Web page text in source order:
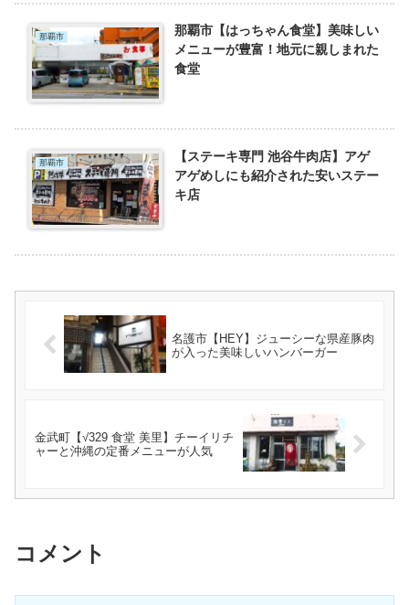
那覇市
那覇市【はっちゃん食堂】美味しい
メニューが豊富！地元に親しまれた
食堂
那覇市
【ステーキ専門 池谷牛肉店】アゲ
アゲめしにも紹介された安いステー
キ店
名護市【HEY】ジューシーな県産豚肉
が入った美味しいハンバーガー
金武町【√329 食堂 美里】チーイリチ
ャーと沖縄の定番メニューが人気
コメント